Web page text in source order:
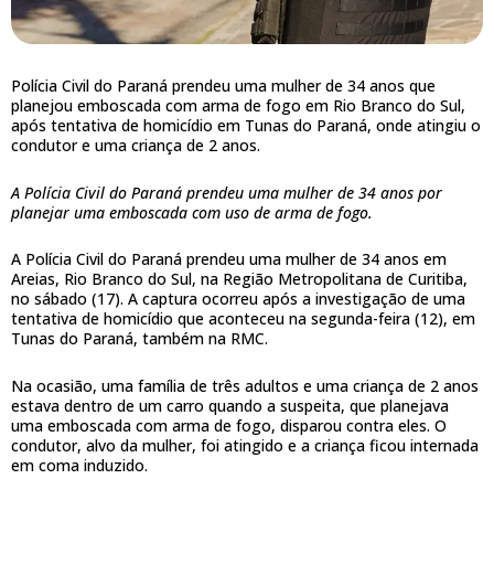
Polícia Civil do Paraná prendeu uma mulher de 34 anos que
planejou emboscada com arma de fogo em Rio Branco do Sul,
após tentativa de homicídio em Tunas do Paraná, onde atingiu o
condutor e uma criança de 2 anos.
A Polícia Civil do Paraná prendeu uma mulher de 34 anos por
planejar uma emboscada com uso de arma de fogo.
A Polícia Civil do Paraná prendeu uma mulher de 34 anos em
Areias, Rio Branco do Sul, na Região Metropolitana de Curitiba,
no sábado (17). A captura ocorreu após a investigação de uma
tentativa de homicídio que aconteceu na segunda-feira (12), em
Tunas do Paraná, também na RMC.
Na ocasião, uma família de três adultos e uma criança de 2 anos
estava dentro de um carro quando a suspeita, que planejava
uma emboscada com arma de fogo, disparou contra eles. O
condutor, alvo da mulher, foi atingido e a criança ficou internada
em coma induzido.